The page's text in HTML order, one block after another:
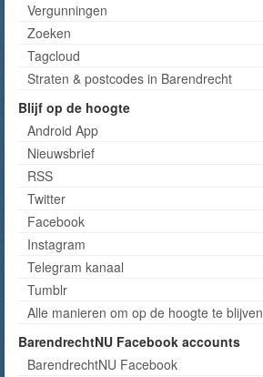
Vergunningen
Zoeken
Tagcloud
Straten & postcodes in Barendrecht
Blijf op de hoogte
Android App
Nieuwsbrief
RSS
Twitter
Facebook
Instagram
Telegram kanaal
Tumblr
Alle manieren om op de hoogte te blijven
BarendrechtNU Facebook accounts
BarendrechtNU Facebook